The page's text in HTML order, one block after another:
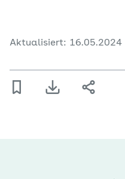
Aktualisiert: 16.05.2024